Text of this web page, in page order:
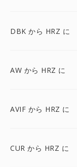
DBK から HRZ に
AW から HRZ に
AVIF から HRZ に
CUR から HRZ に